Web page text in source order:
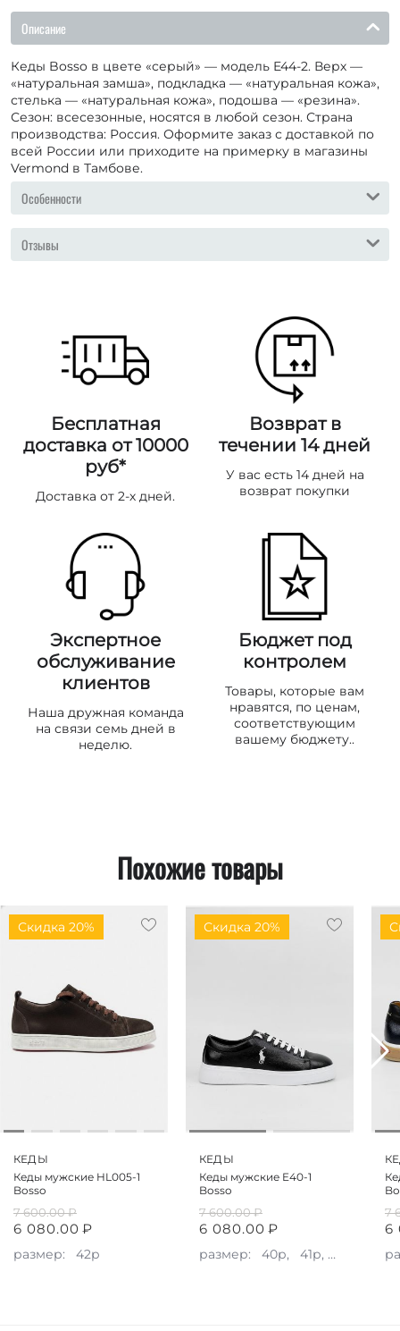
Описание
Кеды Bosso в цвете «серый» — модель E44-2. Верх —
«натуральная замша», подкладка — «натуральная кожа»,
стелька — «натуральная кожа», подошва — «резина».
Сезон: всесезонные, носятся в любой сезон. Страна
производства: Россия. Оформите заказ с доставкой по
всей России или приходите на примерку в магазины
Vermond в Тамбове.
Особенности
Отзывы
Бесплатная
доставка от 10000
руб*
Доставка от 2-х дней.
Возврат в
течении 14 дней
У вас есть 14 дней на
возврат покупки
Экспертное
обслуживание
клиентов
Наша дружная команда
на связи семь дней в
неделю.
Бюджет под
контролем
Товары, которые вам
нравятся, по ценам,
соответствующим
вашему бюджету..
Похожие товары
Скидка 20%
КЕДЫ
Кеды мужские HL005-1
Bosso
7 600.00₽
6 080.00 ₽
размер: 42р
Скидка 20%
КЕДЫ
Кеды мужские E40-1
Bosso
7 600.00₽
6 080.00 ₽
размер: 40р, 41р, 42р
7
6